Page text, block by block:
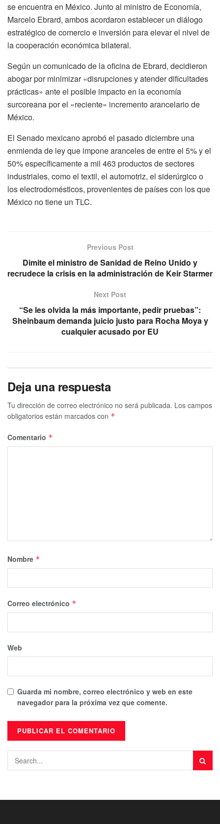
se encuentra en México. Junto al ministro de Economía,
Marcelo Ebrard, ambos acordaron establecer un diálogo
estratégico de comercio e inversión para elevar el nivel de
la cooperación económica bilateral.
Según un comunicado de la oficina de Ebrard, decidieron
abogar por minimizar «disrupciones y atender dificultades
prácticas» ante el posible impacto en la economía
surcoreana por el «reciente» incremento arancelario de
México.
El Senado mexicano aprobó el pasado diciembre una
enmienda de ley que impone aranceles de entre el 5% y el
50% específicamente a mil 463 productos de sectores
industriales, como el textil, el automotriz, el siderúrgico o
los electrodomésticos, provenientes de países con los que
México no tiene un TLC.
Previous Post
Dimite el ministro de Sanidad de Reino Unido y
recrudece la crisis en la administración de Keir Starmer
Next Post
“Se les olvida la más importante, pedir pruebas”:
Sheinbaum demanda juicio justo para Rocha Moya y
cualquier acusado por EU
Deja una respuesta
Tu dirección de correo electrónico no será publicada. Los campos
obligatorios están marcados con *
Comentario *
Nombre *
Correo electrónico *
Web
Guarda mi nombre, correo electrónico y web en este
navegador para la próxima vez que comente.